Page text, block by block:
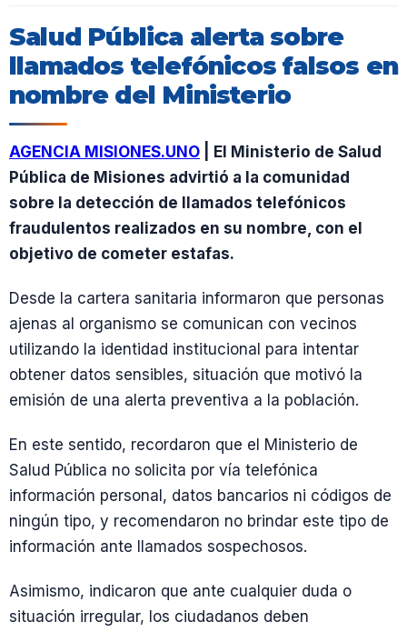
Salud Pública alerta sobre
llamados telefónicos falsos en
nombre del Ministerio
AGENCIA MISIONES.UNO | El Ministerio de Salud
Pública de Misiones advirtió a la comunidad
sobre la detección de llamados telefónicos
fraudulentos realizados en su nombre, con el
objetivo de cometer estafas.
Desde la cartera sanitaria informaron que personas
ajenas al organismo se comunican con vecinos
utilizando la identidad institucional para intentar
obtener datos sensibles, situación que motivó la
emisión de una alerta preventiva a la población.
En este sentido, recordaron que el Ministerio de
Salud Pública no solicita por vía telefónica
información personal, datos bancarios ni códigos de
ningún tipo, y recomendaron no brindar este tipo de
información ante llamados sospechosos.
Asimismo, indicaron que ante cualquier duda o
situación irregular, los ciudadanos deben